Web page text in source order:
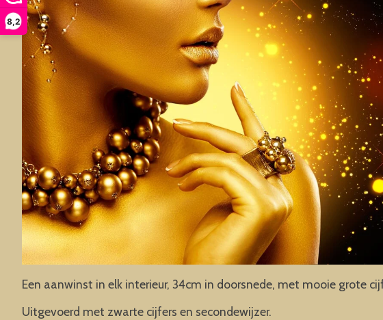
8,2
Een aanwinst in elk interieur, 34cm in doorsnede, met mooie grote
Uitgevoerd met zwarte cijfers en secondewijzer.